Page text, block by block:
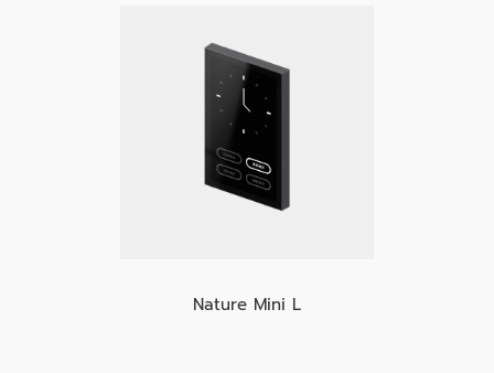
Nature Mini L